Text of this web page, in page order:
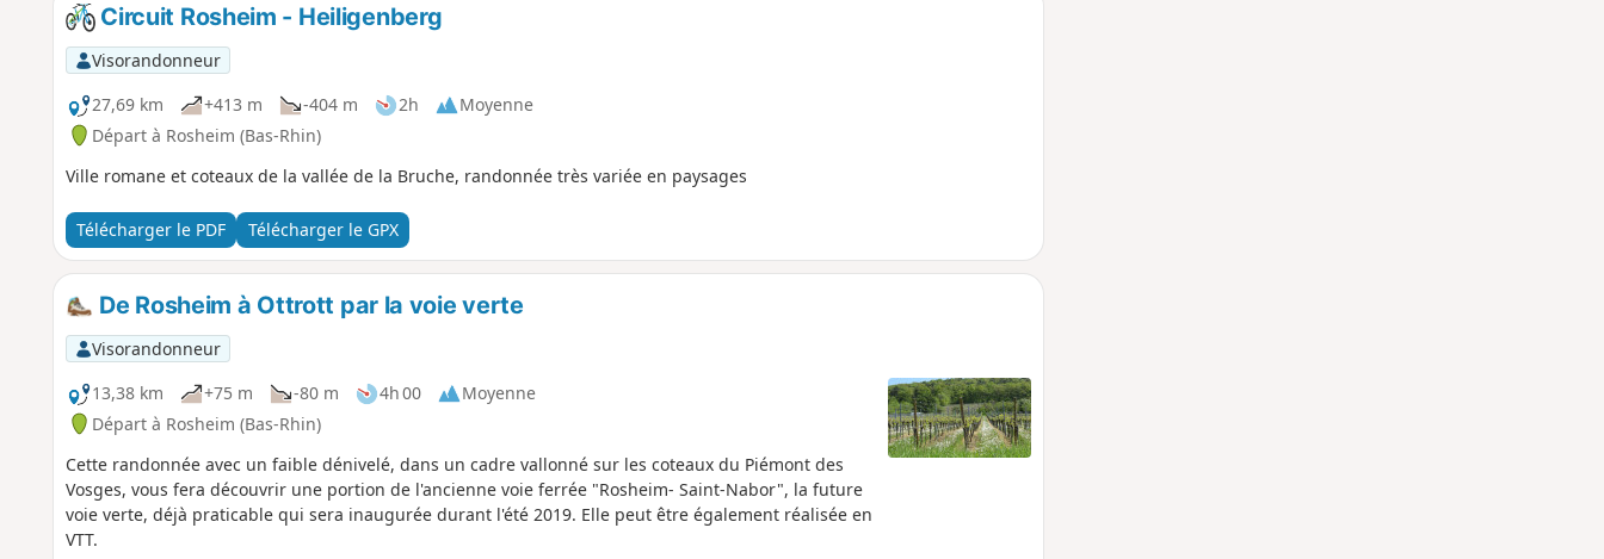
Circuit Rosheim - Heiligenberg
Visorandonneur
27,69 km
+413 m -404 m 2h
Moyenne
Départ à Rosheim (Bas-Rhin)
Ville romane et coteaux de la vallée de la Bruche, randonnée très variée en paysages
Télécharger le PDF Télécharger le GPX
De Rosheim à Ottrott par la voie verte
Visorandonneur
13,38 km
+75 m -80 m 4h 00
Moyenne
Départ à Rosheim (Bas-Rhin)
Cette randonnée avec un faible dénivelé, dans un cadre vallonné sur les coteaux du Piémont des
Vosges, vous fera découvrir une portion de l'ancienne voie ferrée "Rosheim- Saint-Nabor", la future
voie verte, déjà praticable qui sera inaugurée durant l'été 2019. Elle peut être également réalisée en
VTT.